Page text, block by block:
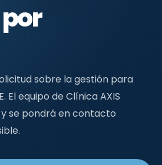
sobre la gestión para
El equipo de Clínica AXIS
se pondrá en contacto